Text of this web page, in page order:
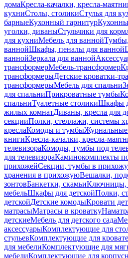
домаКресла-качалки, кресла-
кухниСтолы, столикиСтулья для
барныеКухонный гарнитур
уголки, диваныСтульчики для
для кухниМебель для ванной
ваннойШкафы, пеналы для ванной
ваннойЗеркала для ванной
трансформерМебель-трансформер
трансформерыДетские кроватки-
трансформерыМебель для спальни
для спальниПрикроватные тумбы
спальниТуалетные столикиШкафы
жилых комнатДиваны, кресла для
секцииПолки, стеллажи, системы
креслаКомоды и тумбы
книгиКресла-качалки, кресла-
телевизораКомоды, тумбы под
для телевизораКаминокомплекты
прихожейСекции, тумбы в
хранения в прихожуюВешалки,
зонтовБанкетки, скамьиКлючницы,
мебельШкафы для детскойПолки,
детскойДетские комодыКровати
матрасыМатрасы в кроватку
детскиеМебель для детского сада
аксессуарыКомплектующие для
стульевКомплектующие для
для мебелиКомплектующие для
мебелиКомплектующие для